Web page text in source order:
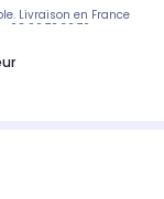
Livraison en France
08.99.70.30.70